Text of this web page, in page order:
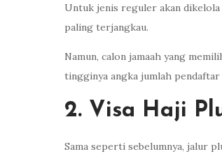
Untuk jenis reguler akan
paling terjangkau.
Namun, calon jamaah yang
tingginya angka jumlah
2. Visa Haji
Sama seperti sebelumnya, jalur